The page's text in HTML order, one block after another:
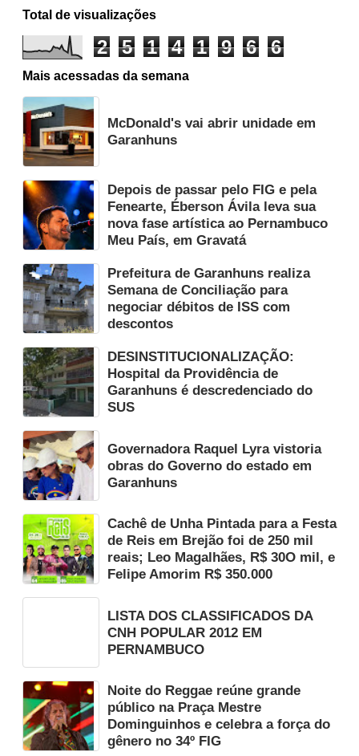
Total de visualizações
2 5 1 4 1 9 6 6
Mais acessadas da semana
McDonald's vai abrir unidade em
Garanhuns
Depois de passar pelo FIG e pela
Fenearte, Éberson Ávila leva sua
nova fase artística ao Pernambuco
Meu País, em Gravatá
Prefeitura de Garanhuns realiza
Semana de Conciliação para
negociar débitos de ISS com
descontos
DESINSTITUCIONALIZAÇÃO:
Hospital da Providência de
Garanhuns é descredenciado do
SUS
Governadora Raquel Lyra vistoria
obras do Governo do estado em
Garanhuns
Cachê de Unha Pintada para a Festa
de Reis em Brejão foi de 250 mil
reais; Leo Magalhães, R$ 30O mil, e
Felipe Amorim R$ 350.000
LISTA DOS CLASSIFICADOS DA
CNH POPULAR 2012 EM
PERNAMBUCO
Noite do Reggae reúne grande
público na Praça Mestre
Dominguinhos e celebra a força do
gênero no 34º FIG